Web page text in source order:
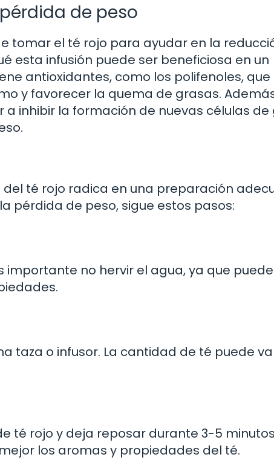
de peso
tomar el té rojo para ayudar en la
esta infusión puede ser beneficiosa en un
antioxidantes, como los polifenoles, que
y favorecer la quema de grasas.
inhibir la formación de nuevas células de
té rojo radica en una preparación
pérdida de peso, sigue estos pasos:
importante no hervir el agua, ya que puede
taza o infusor. La cantidad de té puede
té rojo y deja reposar durante 3-5
los aromas y propiedades del té.